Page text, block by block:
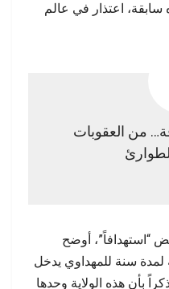
سابقة، اعتذار في عالم
من العقوبات
الطوارئ
“استهدافاً”، أوضح
سنة للمهداوي يدخل
بأن هذه الولاية وحدها